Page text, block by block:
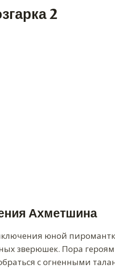
2
Ахметшина
юной
зверюшек. Пора
с огненными